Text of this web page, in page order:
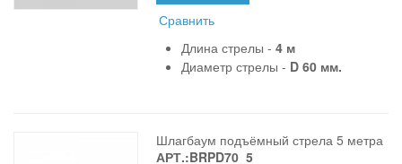
Сравнить
Длина стрелы -4 м
Диаметр стрелы - D 60 мм.
Шлагбаум подъёмный стрела 5 метра
АРТ.:BRPD70_5